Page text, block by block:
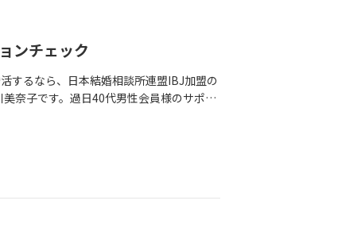
、自分から動き出してこそ幸せを掴める
ありますように、と、陰ながらもぜひ幸
ンチェック
するなら、日本結婚相談所連盟IBJ加盟の
奈子です。過日40代男性会員様のサポー
イン(fc2.com)■ブログ http://soeldesign
われています。じゃその5秒でいったい